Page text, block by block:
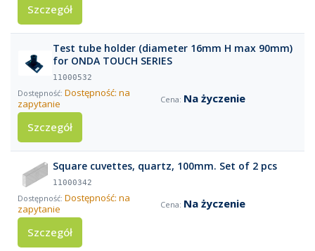
Szczegół
Test tube holder (diameter 16mm H max 90mm)
for ONDA TOUCH SERIES
11000532
Dostępność: na
zapytanie
Na życzenie
Szczegół
Square cuvettes, quartz, 100mm. Set of 2 pcs
11000342
Dostępność: na
zapytanie
Na życzenie
Szczegół